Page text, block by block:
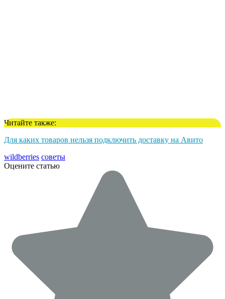
Читайте также:
Для каких товаров нельзя подключить доставку на Авито
wildberries советы
Оцените статью